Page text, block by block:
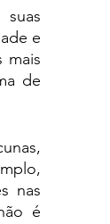
e
mais
de
nas
é